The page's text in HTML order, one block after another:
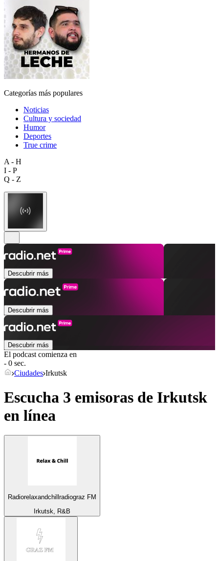
Categorías más populares
Noticias
Cultura y sociedad
Humor
Deportes
True crime
A - H
I - P
Q - Z
Descubrir más
Descubrir más
Descubrir más
El podcast comienza en
- 0 sec.
Ciudades Irkutsk
Escucha 3 emisoras de Irkutsk
en línea
Radiorelaxandchillradiograz FM
Irkutsk, R&B